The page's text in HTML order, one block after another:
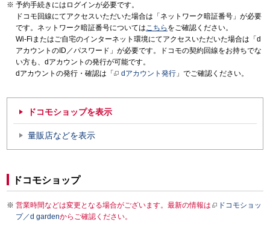
予約手続きにはログインが必要です。
ドコモ回線にてアクセスいただいた場合は「ネットワーク暗証番号」が必要
です。ネットワーク暗証番号についてはこちら をご確認ください。
Wi-Fiまたはご自宅のインターネット環境にてアクセスいただいた場合は「d
アカウントのID／パスワード」が必要です。ドコモの契約回線をお持ちでな
い方も、dアカウントの発行が可能です。
dアカウントの発行・確認は「
dアカウント発行 」でご確認ください。
ドコモショップを表示
量販店などを表示
ドコモショップ
営業時間などは変更となる場合がございます。最新の情報は
ドコモショッ
プ／d gardenからご確認ください。